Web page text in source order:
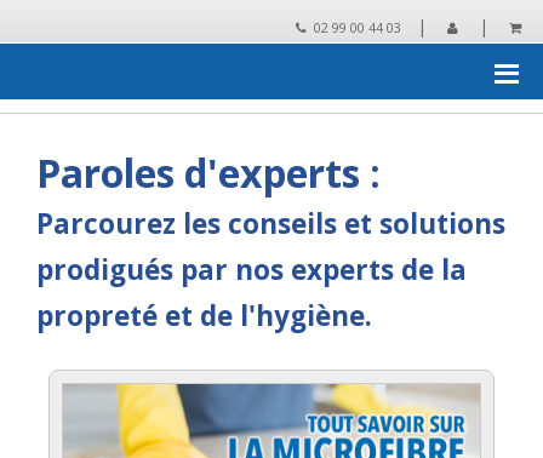
02 99 00 44 03 | |
Paroles d'experts :
Parcourez les conseils et solutions
prodigués par nos experts de la
propreté et de l'hygiène.